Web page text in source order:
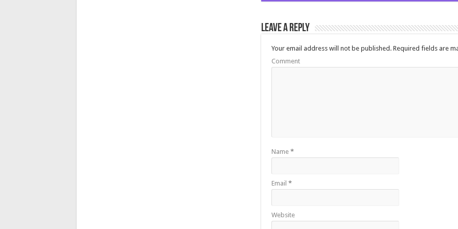
Leave a Reply
Your email address will not be published.Required fields are
Comment
Name *
Email *
Website